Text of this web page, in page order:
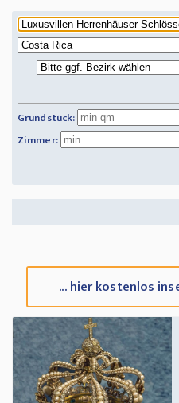
Grundstück:
Zimmer:
... hier kostenlos